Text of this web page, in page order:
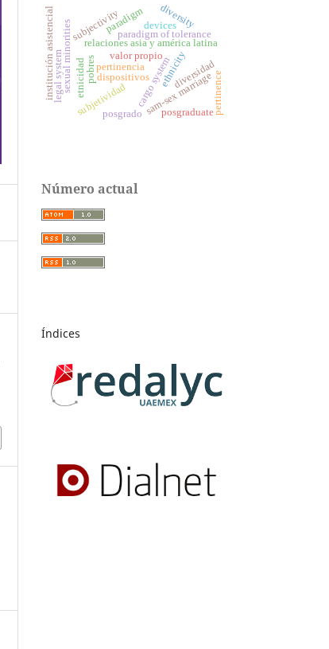
relaciones asia y américa latina
cargo system
dispositivos
pobres
subjectivity
subjetividad sam-sex marriage
paradigm of tolerance
sexual minorities devices
ethnicity
etnicidad
legal system
paradigm
valor propio
institución asistencial diversity
diversidadpertinence
posgraduate
pertinencia
posgrado
Número actual
Índices